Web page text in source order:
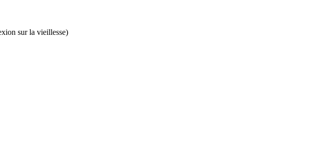
sur la vieillesse)